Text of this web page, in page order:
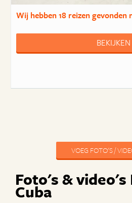
Wij hebben18 reizengevonden
BEKIJKEN
VOEG FOTO'S /
Foto's &
Cuba